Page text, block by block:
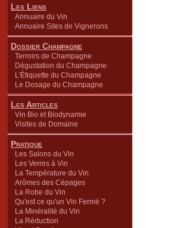
Les Liens
Annuaire du Vin
Annuaire Sites de Vignerons
Dossier Champagne
Terroirs de Champagne
Dégustation du Champagne
L'Étiquette du Champagne
Le Dosage du Champagne
Les Articles
Vin Bio et Biodynamie
Visites de Domaine
Pratique
Les Salons du Vin
Les Verres à Vin
La Température du Vin
Arômes des Cépages
La Robe du Vin
Qu'est ce qu'un Vin Fermé ?
La Minéralité du Vin
La Réduction